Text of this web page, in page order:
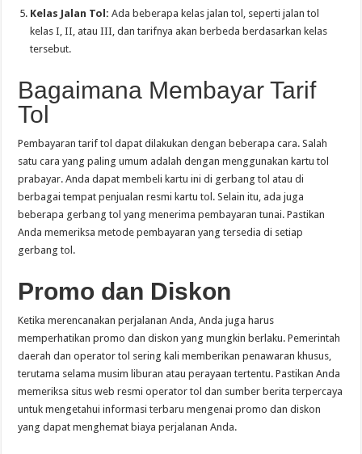
Kelas Jalan Tol: Ada beberapa kelas jalan tol, seperti jalan tol
kelas I, II, atau III, dan tarifnya akan berbeda berdasarkan kelas
tersebut.
Bagaimana Membayar Tarif
Tol
Pembayaran tarif tol dapat dilakukan dengan beberapa cara. Salah
satu cara yang paling umum adalah dengan menggunakan kartu tol
prabayar. Anda dapat membeli kartu ini di gerbang tol atau di
berbagai tempat penjualan resmi kartu tol. Selain itu, ada juga
beberapa gerbang tol yang menerima pembayaran tunai. Pastikan
Anda memeriksa metode pembayaran yang tersedia di setiap
gerbang tol.
Promo dan Diskon
Ketika merencanakan perjalanan Anda, Anda juga harus
memperhatikan promo dan diskon yang mungkin berlaku. Pemerintah
daerah dan operator tol sering kali memberikan penawaran khusus,
terutama selama musim liburan atau perayaan tertentu. Pastikan Anda
memeriksa situs web resmi operator tol dan sumber berita terpercaya
untuk mengetahui informasi terbaru mengenai promo dan diskon
yang dapat menghemat biaya perjalanan Anda.